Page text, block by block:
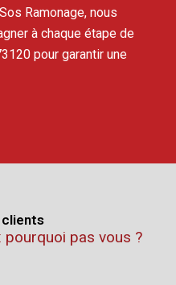
Ramonage, nous
à chaque étape de
pour garantir une
clients
pas vous ?